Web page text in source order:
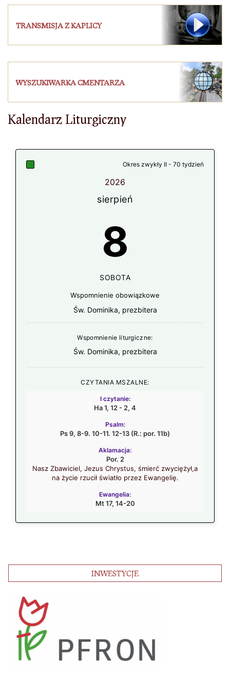
TRANSMISJA Z KAPLICY
WYSZUKIWARKA CMENTARZA
Kalendarz Liturgiczny
Okres zwykły II - 70 tydzień
2026
sierpień
8
SOBOTA
Wspomnienie obowiązkowe
Św. Dominika, prezbitera
Wspomnienie liturgiczne:
Św. Dominika, prezbitera
CZYTANIA MSZALNE:
I czytanie:
Ha 1, 12 - 2, 4
Psalm:
Ps 9, 8-9. 10-11. 12-13 (R.: por. 11b)
Aklamacja:
Por. 2
Nasz Zbawiciel, Jezus Chrystus, śmierć zwyciężył,a
na życie rzucił światło przez Ewangelię.
Ewangelia:
Mt 17, 14-20
INWESTYCJE